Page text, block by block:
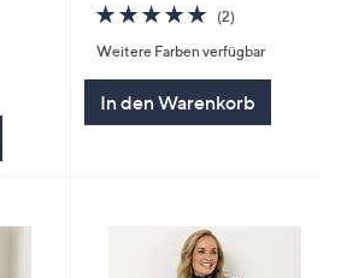
5.0
von
5
(2)2
Weitere Farben verfügbar
In den Warenkorb